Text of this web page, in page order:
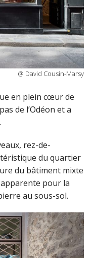
@ David Cousin-Marsy
en plein cœur de
de l’Odéon et a
rez-de-
du quartier
du bâtiment mixte
pour la
au sous-sol.